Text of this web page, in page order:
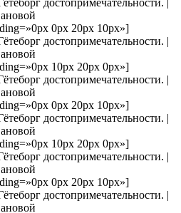
0px 20px 10px»]
10px 20px 0px»]
0px 20px 10px»]
10px 20px 0px»]
0px 20px 10px»]